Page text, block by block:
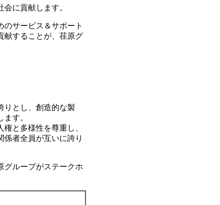
に貢献します。
サービス＆サポート
献することが、荏原グ
りとし、創造的な製
す。
と多様性を尊重し、
者全員が互いに誇り
グループがステークホ